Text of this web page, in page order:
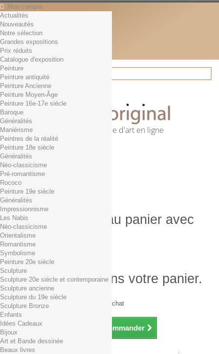
Mon compte
Contact
Français
English
Français
Actualités
Rechercher
Première librairie d'art en ligne
Panier (vide)
Aucun produit
0,01€ dès 29€ d'achat
0,00 € Total
Commander
Produit ajouté au panier avec
succès
Quantité
Total
Il y a 1 produit dans votre panier.
Total produits TTC
Frais de port TTC
0,01€ dès 29€ d'achat
Total TTC
Continuer mes achats Commander
Actualités
Nouveautés
Notre sélection
Grandes expositions
Prix réduits
Catalogue d'exposition
Peinture
Peinture antiquité
Peinture Ancienne
Peinture Moyen-Âge
Peinture 16e-17e siècle
Baroque
Généralités
Maniérisme
Peintres de la réalité
Peinture 18e siècle
Généralités
Néo-classicisme
Pré-romantisme
Rococo
Peinture 19e siècle
Généralités
Impressionnisme
Les Nabis
Néo-classicisme
Orientalisme
Romantisme
Symbolisme
Peinture 20e siècle
Sculpture
Sculpture 20e siècle et contemporaine
Sculpture ancienne
Sculpture du 19e siècle
Sculpture Bronze
Enfants
Idées Cadeaux
Bijoux
Art et Bande dessinée
Beaux livres